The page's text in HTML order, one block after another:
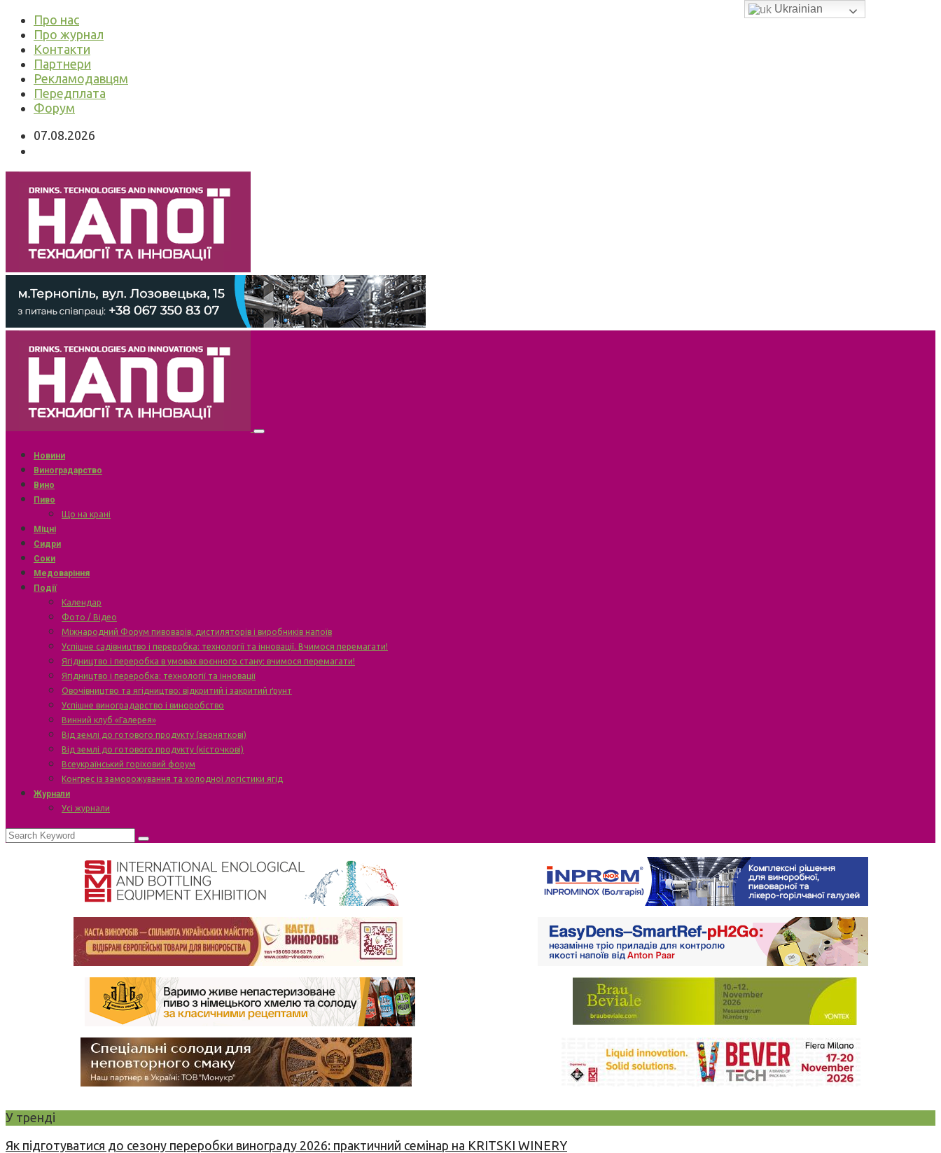
Про нас
Про журнал
Контакти
Партнери
Рекламодавцям
Передплата
Форум
07.08.2026
Новини
Виноградарство
Вино
Пиво
Що на крані
Міцні
Сидри
Соки
Медоваріння
Події
Календар
Фото / Відео
Міжнародний Форум пивоварів, дистиляторів і виробників напоїв
Успішне садівництво і переробка: технології та інновації. Вчимося перемагати!
Ягідництво і переробка в умовах воєнного стану: вчимося перемагати!
Ягідництво і переробка: технології та інновації
Овочівництво та ягідництво: відкритий і закритий ґрунт
Успішне виноградарство і виноробство
Винний клуб «Галерея»
Від землі до готового продукту (зерняткові)
Від землі до готового продукту (кісточкові)
Всеукраїнський горіховий форум
Конгрес із заморожування та холодної логістики ягід
Журнали
Усі журнали
У тренді
Як підготуватися до сезону переробки винограду 2026: практичний семінар на KRITSKI WINERY
Ukrainian